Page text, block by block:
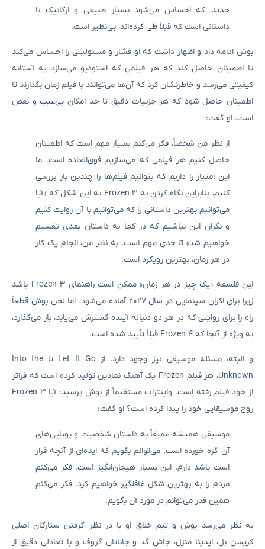
جدید، که احساس می‌شود بسیار طبیعی و ارگانیک با
داستانی است که قبلاً طی کرده‌اند، بی‌نظیر است.
بوش ادامه داد و اظهار داشت که او فشار و مسئولیتی را احساس می‌کند
تا اطمینان حاصل کند که هر فیلمی که استودیو می‌سازد به آستانه
کیفیتی می‌رسد و خاطرنشان کرد که آن‌ها می‌توانند با فیلم زمان بگذارند تا
اطمینان حاصل شود که هر جزئیات دقیق تا حد امکان بی‌عیب و نقص
است. او گفت:
از نظر من شخصاً، فکر می‌کنم بسیار مهم است که اطمینان
حاصل کنیم هر فیلمی که می‌سازیم فوق‌العاده است. ما
این امتیاز را داریم که بتوانیم فیلم‌ها را چندین بار بررسی
کنیم، بنابراین نگاه کردن به Frozen 3 به این شکل که «آیا
می‌توانیم بهترین داستانی را که می‌توانیم با آن روایت کنیم
و نگران این نباشیم که در کجا به داستان بعدی تقسیم
خواهیم شد» تا حدی مهم است. به نظر من، انجام یک کار
در هر زمان، بهترین رویکرد است.
این فلسفه «یک چیز در هر زمان» ممکن است راهنمای Frozen 3 باشد
زیرا برای اکران سینمایی در سال ۲۰۲۷ آماده می‌شود. اما لحن بوش قطعاً
راه را برای روایتی که در هر دو دنباله آینده گسترش می‌یابد، باز می‌گذارد،
به ویژه از آنجا که Frozen 4 قبلاً تأیید شده است.
و البته، مسئله موسیقی نیز وجود دارد. از Let It Go تا Into the
Unknown، هر فیلم Frozen یک آهنگ نمادین تولید کرده است که فراتر
از خود فیلم رفته است. واینتراب مستقیماً از بوش پرسید: آیا Frozen 3
روح موسیقایی خود را پیدا کرده است؟ او گفت:
موسیقی همیشه عمیقاً به داستان شخصیت و پویایی‌های
آن گره خورده است. می‌توانم بگویم که ایده‌ای از آنچه قرار
است باشد دارم. این بسیار هیجان‌انگیز است. فکر می‌کنم
مردم را به بهترین شکل غافلگیر خواهیم کرد. فکر می‌کنم
همین قدر می‌توانم در مورد آن بگویم.
به نظر می‌رسد بوش و تیم خلاق او با در نظر گرفتن ستارگان اصلی
کریسن بل، ایدینا منزل، جاش گد و جاناتان گروف و با تعادلی دقیق از